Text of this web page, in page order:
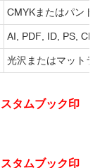
CMYKまたはパントン
AI, PDF, ID, PS, CDR
光沢またはマットラ